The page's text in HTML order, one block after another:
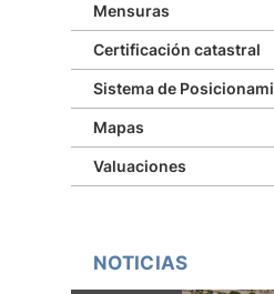
Mensuras
Certificación catastral
Sistema de
Mapas
Valuaciones
NOTICIAS